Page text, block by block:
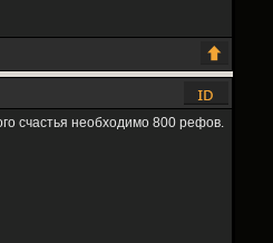
счастья необходимо 800 рефов.